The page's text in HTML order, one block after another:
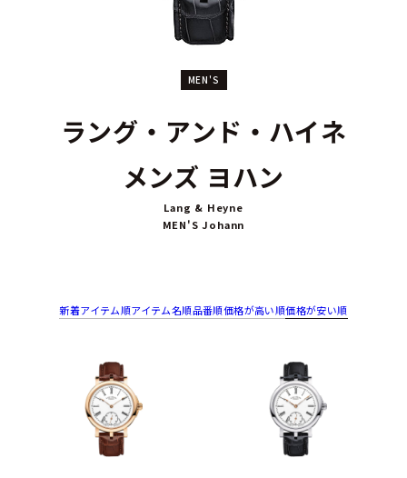
MEN'S
ラング・アンド・ハイネ
メンズ ヨハン
Lang & Heyne
MEN'S Johann
新着アイテム順アイテム名順品番順価格が高い順価格が安い順